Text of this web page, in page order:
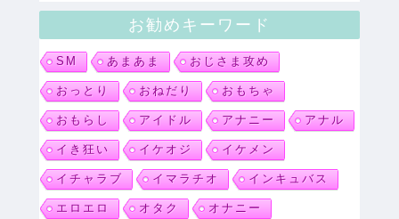
お勧めキーワード
SM あまあま おじさま攻め
おっとり おねだり おもちゃ
おもらし アイドル アナニー アナル
イき狂い イケオジ イケメン
イチャラブ イマラチオ インキュバス
エロエロ オタク オナニー